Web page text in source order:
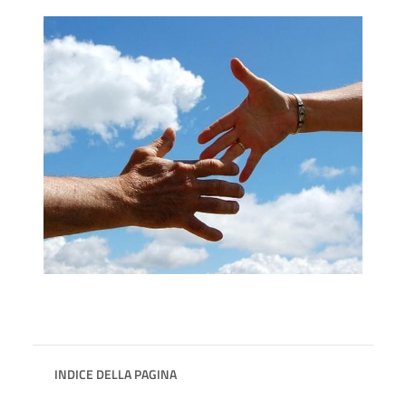
INDICE DELLA PAGINA